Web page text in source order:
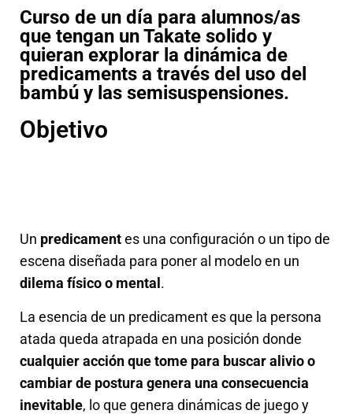
Curso de un día para alumnos/as
que tengan un Takate solido y
quieran explorar la dinámica de
predicaments a través del uso del
bambú y las semisuspensiones.
Objetivo
Un predicamentes una configuración o un tipo de
escena diseñada para poner al modelo en un
dilema físico o mental .
La esencia de un predicament es que la persona
atada queda atrapada en una posición donde
cualquier acción que tome para buscar alivio o
cambiar de postura genera una consecuencia
inevitable, lo que genera dinámicas de juego y